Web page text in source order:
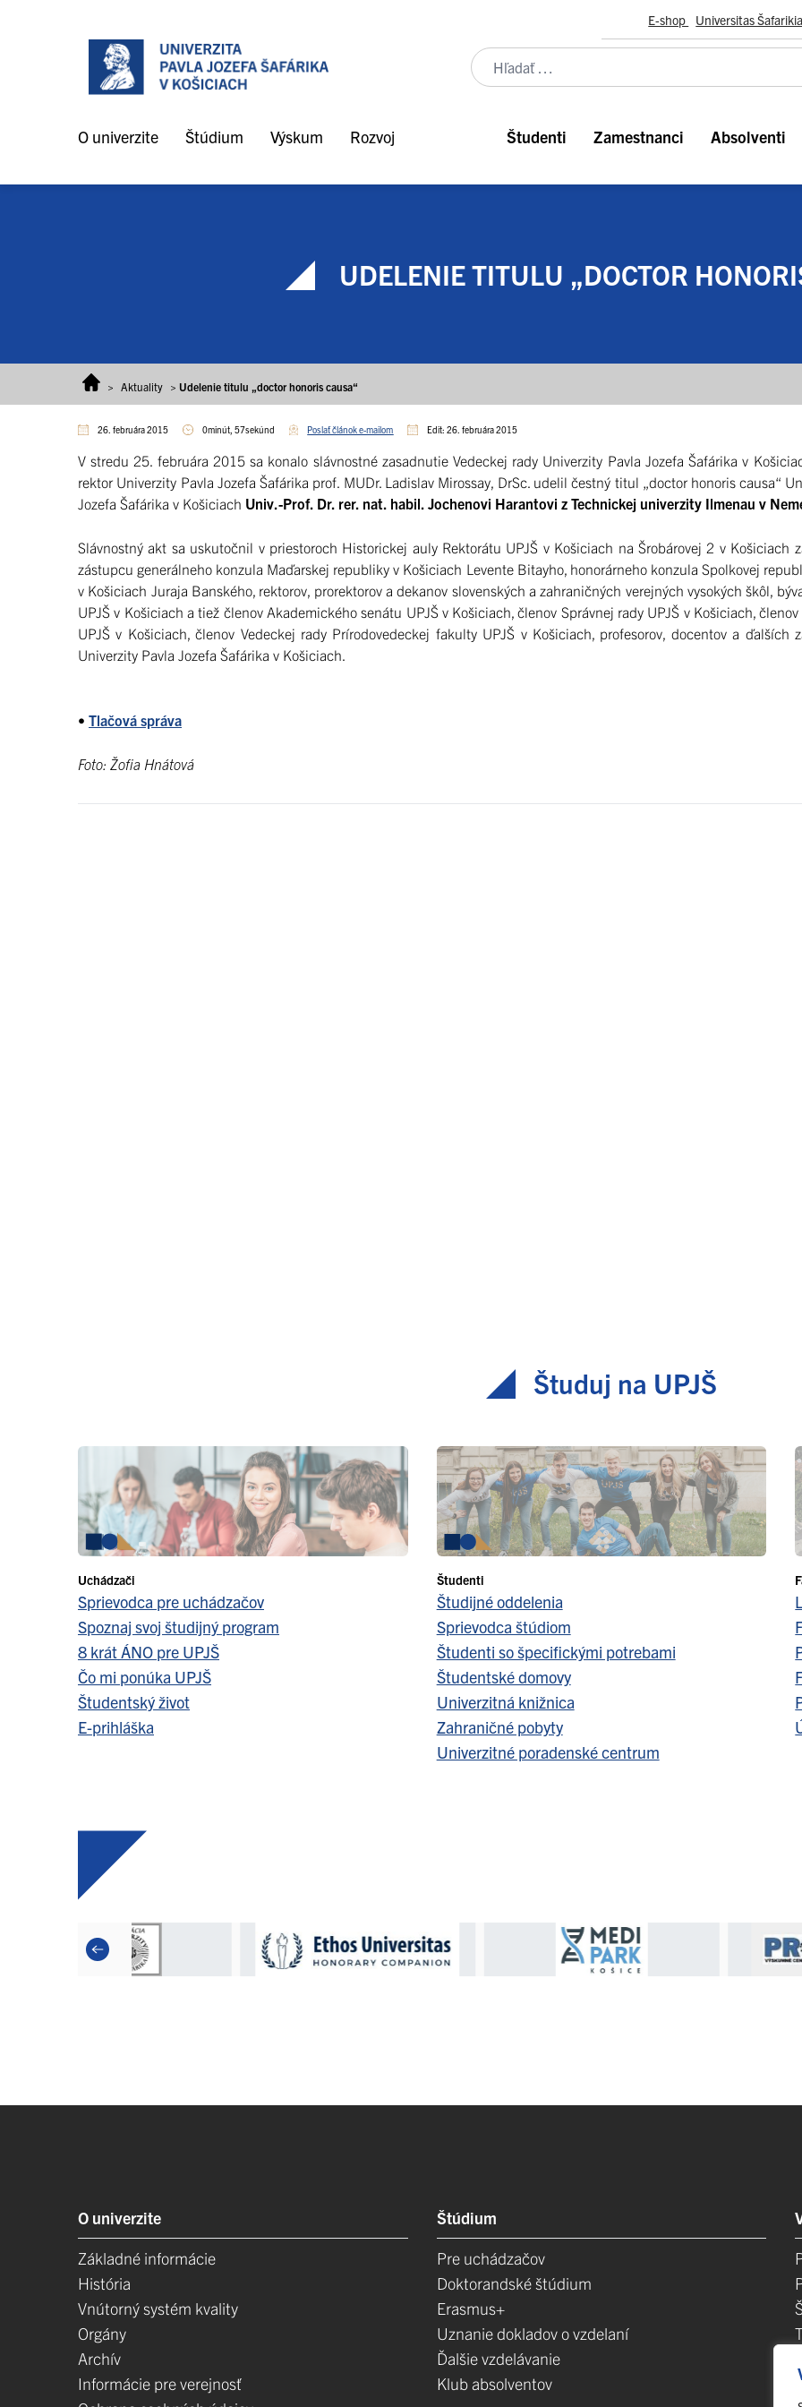
E-shop Universitas
O univerzite Štúdium Výskum Rozvoj Študenti Zamestnanci Absolventi
UDELENIE TITULU „DOCTOR
> Aktuality > Udelenie titulu „doctor honoris causa“
26. februára 2015 0minút, 57sekúnd Poslať článok e-mailom Edit: 26. februára 2015
V stredu 25. februára 2015 sa konalo slávnostné zasadnutie Vedeckej rady Univerzity Pavla Jozefa Šafárika v
rektor Univerzity Pavla Jozefa Šafárika prof. MUDr. Ladislav Mirossay, DrSc. udelil čestný titul „doctor honoris causa“
Jozefa Šafárika v Košiciach Univ.-Prof. Dr. rer. nat. habil. Jochenovi Harantovi z Technickej univerzity Ilmenau v
Slávnostný akt sa uskutočnil v priestoroch Historickej auly Rektorátu UPJŠ v Košiciach na Šrobárovej 2 v Košiciach
zástupcu generálneho konzula Maďarskej republiky v Košiciach Levente Bitayho, honorárneho konzula Spolkovej
v Košiciach Juraja Banského, rektorov, prorektorov a dekanov slovenských a zahraničných verejných vysokých škôl,
UPJŠ v Košiciach a tiež členov Akademického senátu UPJŠ v Košiciach, členov Správnej rady UPJŠ v Košiciach,
UPJŠ v Košiciach, členov Vedeckej rady Prírodovedeckej fakulty UPJŠ v Košiciach, profesorov, docentov a ďalších
Univerzity Pavla Jozefa Šafárika v Košiciach.
• Tlačová správa
Foto: Žofia Hnátová
Študuj na UPJŠ
Uchádzači
Sprievodca pre uchádzačov
Spoznaj svoj študijný program
8 krát ÁNO pre UPJŠ
Čo mi ponúka UPJŠ
Študentský život
E-prihláška
Študenti
Študijné oddelenia
Sprievodca štúdiom
Študenti so špecifickými potrebami
Študentské domovy
Univerzitná knižnica
Zahraničné pobyty
Univerzitné poradenské centrum
O univerzite
Základné informácie
História
Vnútorný systém kvality
Orgány
Archív
Informácie pre verejnosť
Štúdium
Pre uchádzačov
Doktorandské štúdium
Erasmus+
Uznanie dokladov o vzdelaní
Ďalšie vzdelávanie
Klub absolventov